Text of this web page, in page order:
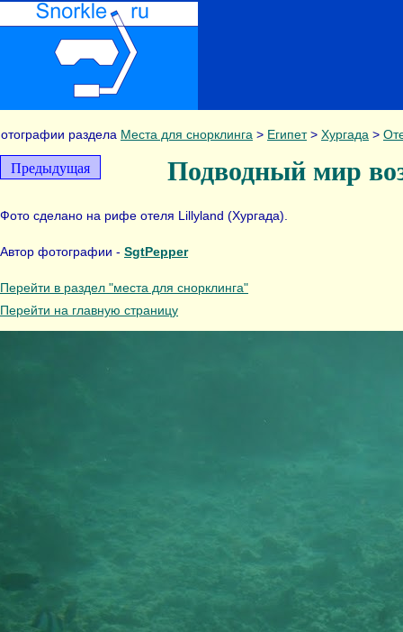
раздела Места для снорклинга > Египет> Хургада >
Предыдущая Подводный мир
Фото сделано на рифе отеля Lillyland (Хургада).
Автор фотографии - SgtPepper
Перейти в раздел "места для снорклинга"
Перейти на главную страницу